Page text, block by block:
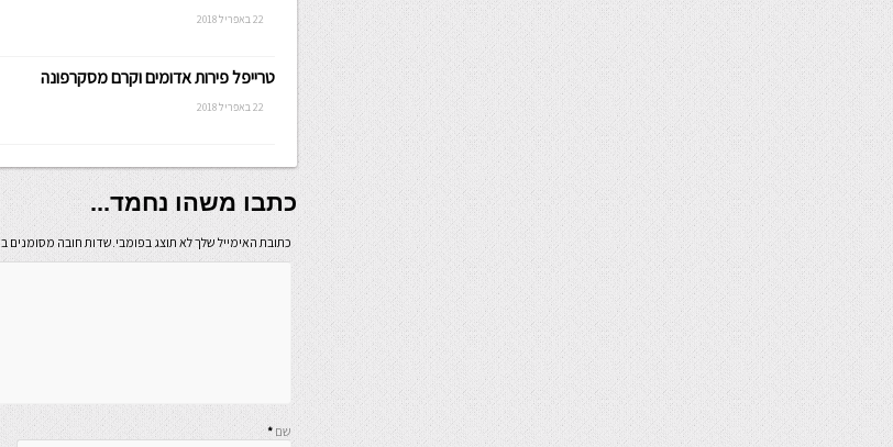
22 באפריל 2018
טרייפל פירות אדומים וקרם מסקרפונה
22 באפריל 2018
כתבו משהו נחמד...
כתובת האימייל שלך לא תוצג בפומבי.שדות חובה מסומנים ב
שם *